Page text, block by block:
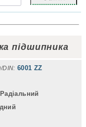
підшипника
DIN: 6001 ZZ
Радіальний